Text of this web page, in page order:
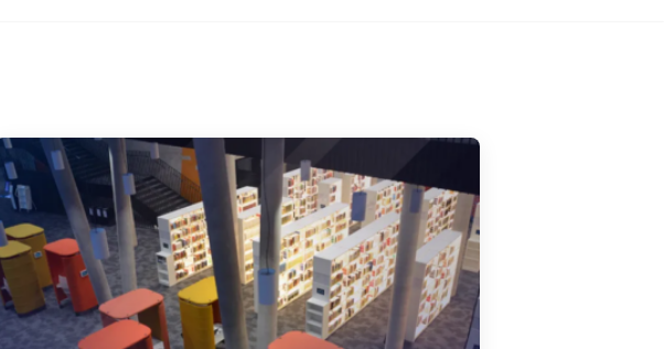
国際パートナーシップ
外国直接投資
才能
高度な製造
年でフィルタリング